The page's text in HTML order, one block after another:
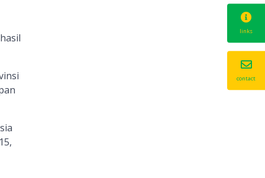
links
contact